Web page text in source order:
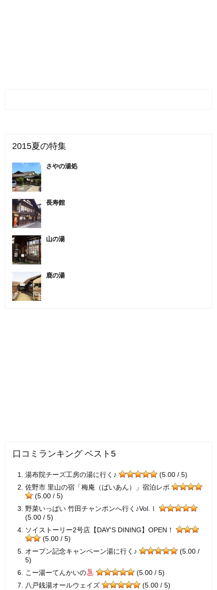
2015夏の特集
さやの湯処
長寿館
山の湯
鹿の湯
口コミランキング ベスト5
湯布院チーズ工房の湯に行く♪
(5.00 / 5)
佐野市 里山の宿「梅庵（ばいあん）」宿泊レポ
(5.00 / 5)
野菜いっぱい 竹田チャンポンへ行く♪Vol.Ⅰ
(5.00 / 5)
ソイストーリー2号店【DAY'S DINING】OPEN！
(5.00 / 5)
オープン記念キャンペーン湯に行く♪
(5.00 /
5)
こー湯ーてんかいの
(5.00 / 5)
八戸銭湯オールウェイズ
(5.00 / 5)